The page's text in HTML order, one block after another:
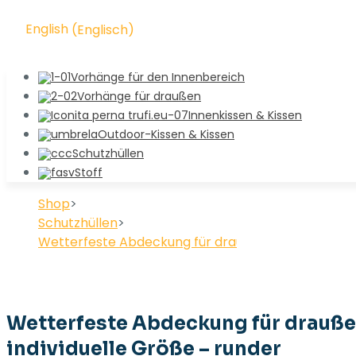
English (Englisch)
Vorhänge für den Innenbereich
Vorhänge für draußen
Innenkissen & Kissen
Outdoor-Kissen & Kissen
Schutzhüllen
Stoff
Shop>
Schutzhüllen>
Wetterfeste Abdeckung für draußen, individuelle
Wetterfeste Abdeckung für
individuelle Größe – runder